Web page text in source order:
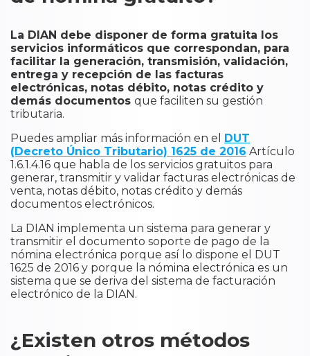
La DIAN debe disponer de forma gratuita los
servicios informáticos que correspondan, para
facilitar la generación, transmisión, validación,
entrega y recepción de las facturas
electrónicas, notas débito, notas crédito y
demás documentos que faciliten su gestión
tributaria.
Puedes ampliar más información en el DUT
(Decreto Único Tributario) 1625 de 2016 Artículo
1.6.1.4.16 que habla de los servicios gratuitos para
generar, transmitir y validar facturas electrónicas de
venta, notas débito, notas crédito y demás
documentos electrónicos.
La DIAN implementa un sistema para generar y
transmitir el documento soporte de pago de la
nómina electrónica porque así lo dispone el DUT
1625 de 2016 y porque la nómina electrónica es un
sistema que se deriva del sistema de facturación
electrónico de la DIAN.
¿Existen otros métodos